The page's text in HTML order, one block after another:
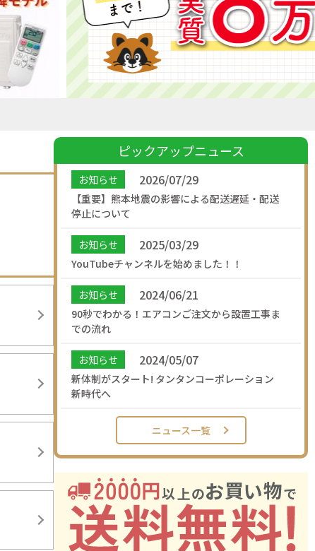
ピックアップニュース
お知らせ 2026/07/29
【重要】熊本地震の影響による配送遅延・配送
停止について
お知らせ 2025/03/29
YouTubeチャンネルを始めました！！
お知らせ 2024/06/21
90秒でわかる！エアコンご注文から設置工事ま
での流れ
お知らせ 2024/05/07
新体制がスタート! タンタンコーポレーション
新時代へ
ニュース一覧